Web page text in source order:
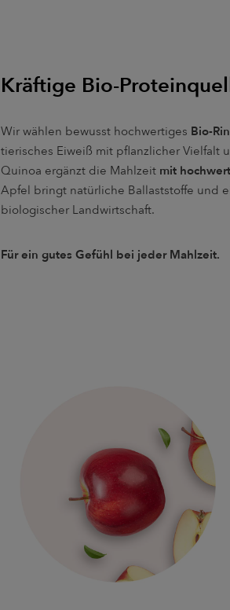
Kräftige Bio-
Wir wählen bewusst hochwertiges Bio-
tierisches Eiweiß mit pflanzlicher Vielfalt
Quinoa ergänzt die Mahlzeit mit
Apfel bringt natürliche Ballaststoffe und
biologischer Landwirtschaft.
Für ein gutes Gefühl bei jeder Mahlzeit.